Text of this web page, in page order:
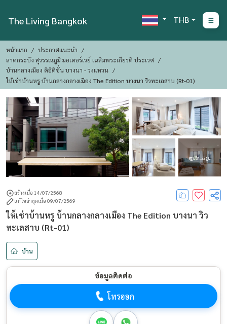
The Living Bangkok THB
หน้าแรก
ประกาศแนะนำ
ลาดกระบัง สุวรรณภูมิ มอเตอร์เวย์ เฉลิมพระเกียรติ ประเวศ
บ้านกลางเมือง ดิอิดิชั่น บางนา - วงแหวน
ให้เช่าบ้านหรู บ้านกลางกลางเมือง The Edition บางนา วิวทะเลสาบ (Rt-01)
ดูรูปอีก : 22 รูป
สร้างเมื่อ 14/07/2568
แก้ไขล่าสุดเมื่อ 09/07/2569
ให้เช่าบ้านหรู บ้านกลางกลางเมือง The Edition บางนา วิว
ทะเลสาบ (Rt-01)
บ้าน
ข้อมูลติดต่อ
โทรออก